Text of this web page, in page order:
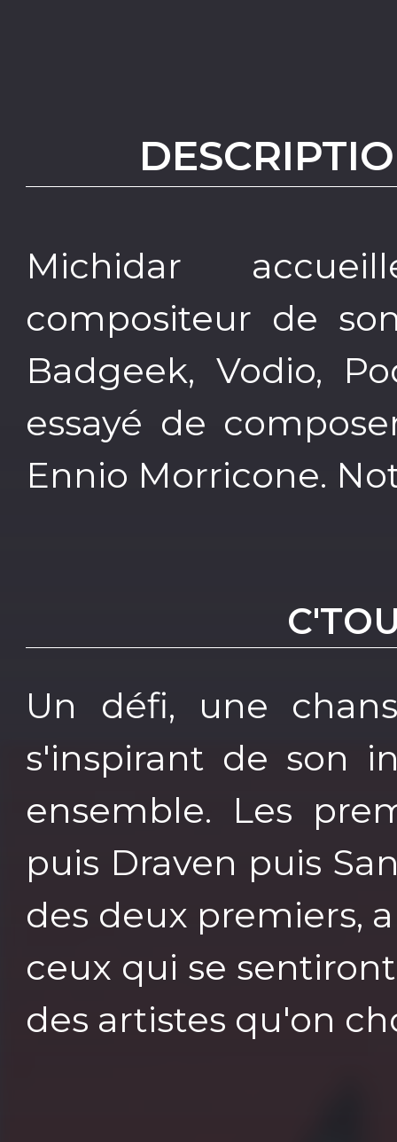
Michidar
compositeur de
Badgeek, Vodio,
essayé de
Ennio Morricone.
Un défi, une
s'inspirant de son
ensemble. Les
puis Draven puis
des deux premiers,
ceux qui se
des artistes qu'on